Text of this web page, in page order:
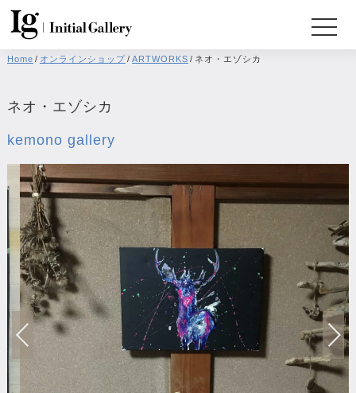
Home / オンラインショップ/ ARTWORKS / ネオ・エゾシカ
ネオ・エゾシカ
kemono gallery